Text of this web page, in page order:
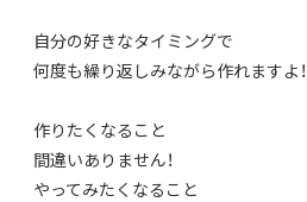
自分の好きなタイミングで
何度も繰り返しみながら作れますよ！
作りたくなること
間違いありません！
やってみたくなること